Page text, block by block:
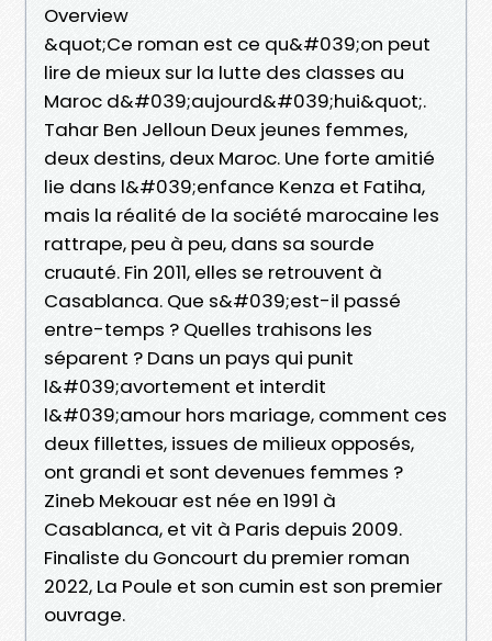
Overview
&quot;Ce roman est ce qu&#039;on peut
lire de mieux sur la lutte des classes au
Maroc d&#039;aujourd&#039;hui&quot;.
Tahar Ben Jelloun Deux jeunes femmes,
deux destins, deux Maroc. Une forte amitié
lie dans l&#039;enfance Kenza et Fatiha,
mais la réalité de la société marocaine les
rattrape, peu à peu, dans sa sourde
cruauté. Fin 2011, elles se retrouvent à
Casablanca. Que s&#039;est-il passé
entre-temps ? Quelles trahisons les
séparent ? Dans un pays qui punit
l&#039;avortement et interdit
l&#039;amour hors mariage, comment ces
deux fillettes, issues de milieux opposés,
ont grandi et sont devenues femmes ?
Zineb Mekouar est née en 1991 à
Casablanca, et vit à Paris depuis 2009.
Finaliste du Goncourt du premier roman
2022, La Poule et son cumin est son premier
ouvrage.